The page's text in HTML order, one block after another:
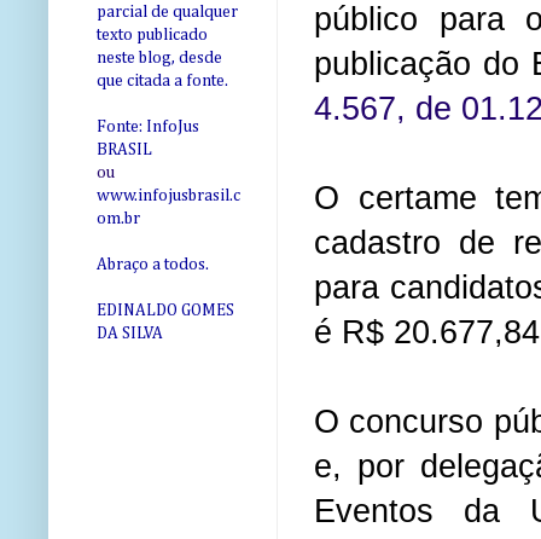
público para
publicação do
4.567, de
O certame
cadastro de
para
é R$
O concurso
e, por
Eventos da
parcial de qualquer
texto publicado
neste blog, desde
que citada a fonte.
Fonte: InfoJus
BRASIL
ou
www.infojusbrasil.c
om.br
Abraço a todos.
EDINALDO GOMES
DA SILVA